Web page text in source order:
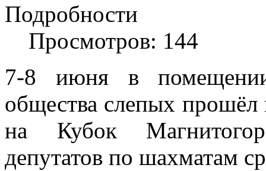
Подробности
Просмотров: 144
7-8 июня в помещении
общества слепых
на Кубок
депутатов по шахматам